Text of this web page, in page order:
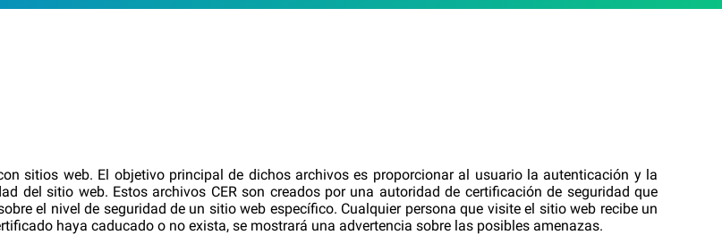
sitios web. El objetivo principal de dichos archivos es proporcionar al usuario la autenticación y la
del sitio web. Estos archivos CER son creados por una autoridad de certificación de seguridad que
el nivel de seguridad de un sitio web específico. Cualquier persona que visite el sitio web recibe un
haya caducado o no exista, se mostrará una advertencia sobre las posibles amenazas.